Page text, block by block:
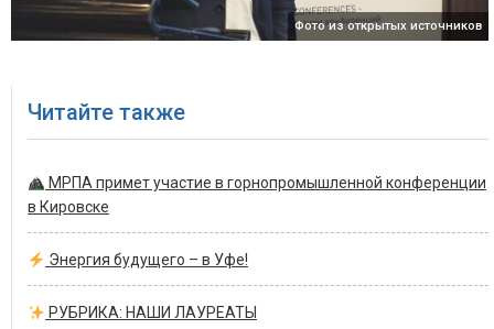
Фото из открытых источников
Читайте также
МРПА примет участие в горнопромышленной конференции
в Кировске
Энергия будущего – в Уфе!
РУБРИКА: НАШИ ЛАУРЕАТЫ